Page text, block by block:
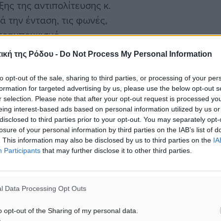
της Ρόδου - Do Not Process My Personal Information
opt-out of the sale, sharing to third parties, or processing of your
for targeted advertising by us, please use the below opt-out
selection. Please note that after your opt-out request is processed
interest-based ads based on personal information utilized by us
to third parties prior to your opt-out. You may separately
of your personal information by third parties on the IAB’s list of
This information may also be disclosed by us to third parties on the
Participants that may further disclose it to other third parties.
Data Processing Opt Outs
opt-out of the Sharing of my personal data.
της αντιπολίτευσης κ.
την ένταση, τις φωνές,
συνεδρίασης.
άνθρωπος με πολυετή
σε διαφορετικές
την εξέλιξη του
δήθεν να
πολύ καλά ότι το
γνωρίζει επίσης πολύ
παρεμβάσεις και
στην